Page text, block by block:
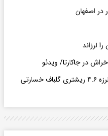
در جاکارتا/ ویدئو
مدیرعامل هلال احمر کرمان: زمین لرزه ۴.۶ ریشتری گلباف خسارتی